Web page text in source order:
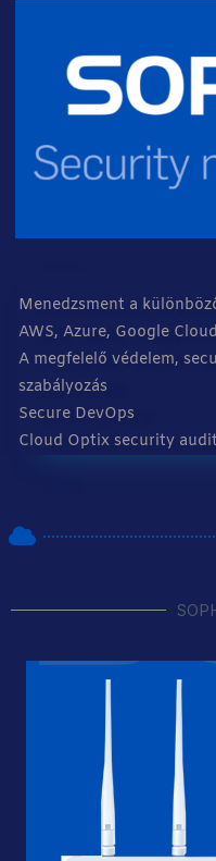
Menedzsment a
AWS, Azure, Google
A megfelelő védelem,
szabályozás
Secure DevOps
Cloud Optix security